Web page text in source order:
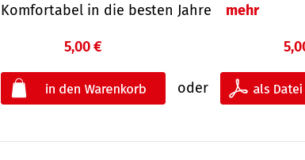
Komfortabel in die besten Jahre mehr
5,00 €
oder